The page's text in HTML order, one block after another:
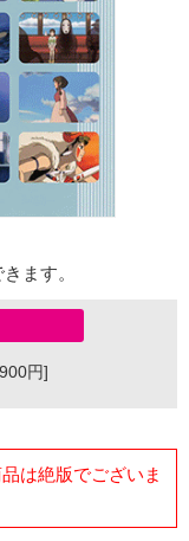
ます。
円]
は絶版でございま